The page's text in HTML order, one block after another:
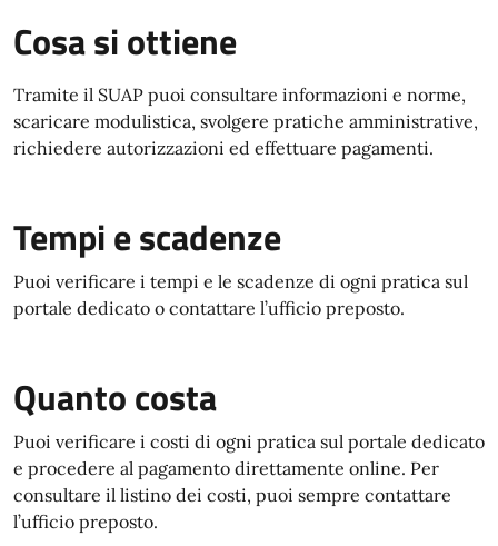
Cosa si ottiene
Tramite il SUAP puoi consultare informazioni e norme,
scaricare modulistica, svolgere pratiche amministrative,
richiedere autorizzazioni ed effettuare pagamenti.
Tempi e scadenze
Puoi verificare i tempi e le scadenze di ogni pratica sul
portale dedicato o contattare l’ufficio preposto.
Quanto costa
Puoi verificare i costi di ogni pratica sul portale dedicato
e procedere al pagamento direttamente online. Per
consultare il listino dei costi, puoi sempre contattare
l’ufficio preposto.